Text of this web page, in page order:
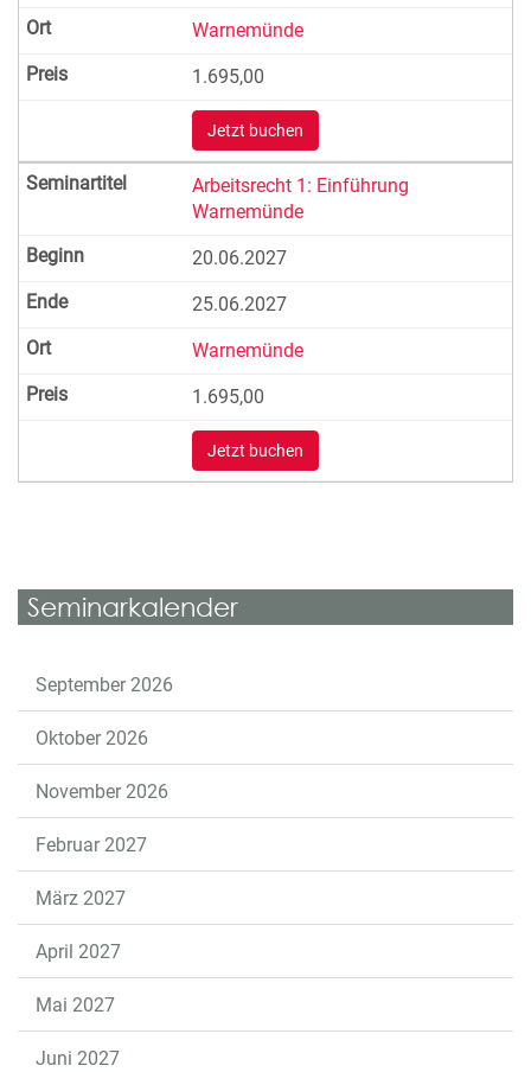
Warnemünde
1.695,00
Jetzt buchen
Arbeitsrecht 1: Einführung
Warnemünde
20.06.2027
25.06.2027
Warnemünde
1.695,00
Jetzt buchen
Seminarkalender
September 2026
Oktober 2026
November 2026
Februar 2027
März 2027
April 2027
Mai 2027
Juni 2027